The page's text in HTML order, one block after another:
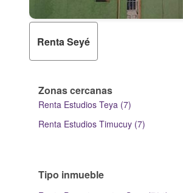
Renta Seyé
Zonas cercanas
Renta Estudios Teya (7)
Renta Estudios Timucuy (7)
Tipo inmueble